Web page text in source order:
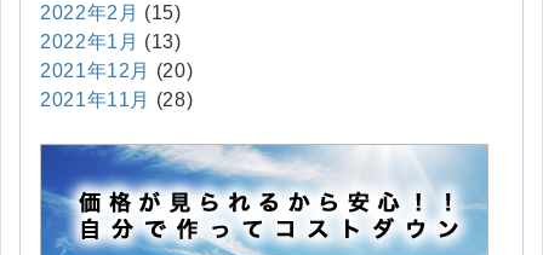
2022年2月 (15)
2022年1月 (13)
2021年12月
(20)
2021年11月
(28)